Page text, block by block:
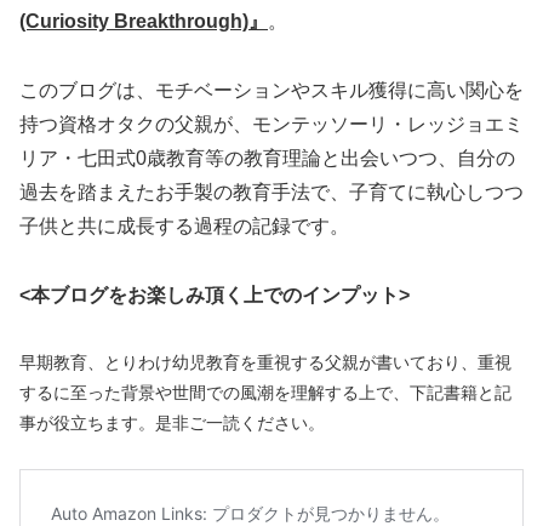
(Curiosity Breakthrough)』
。
このブログは、モチベーションやスキル獲得に高い関心を
持つ資格オタクの父親が、モンテッソーリ・レッジョエミ
リア・七田式0歳教育等の教育理論と出会いつつ、自分の
過去を踏まえたお手製の教育手法で、子育てに執心しつつ
子供と共に成長する過程の記録です。
<本ブログをお楽しみ頂く上でのインプット>
早期教育、とりわけ幼児教育を重視する父親が書いており、重視
するに至った背景や世間での風潮を理解する上で、下記書籍と記
事が役立ちます。是非ご一読ください。